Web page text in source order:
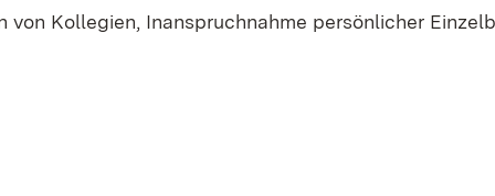
von Kollegien, Inanspruchnahme persönlicher